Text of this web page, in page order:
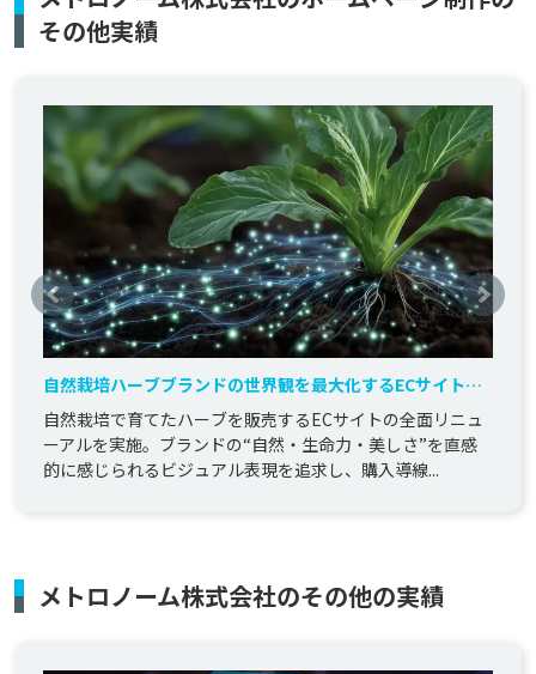
その他実績
自然栽培ハーブブランドの世界観を最大化するECサイトリ
ニューアル
自然栽培で育てたハーブを販売するECサイトの全面リニュ
ーアルを実施。ブランドの“自然・生命力・美しさ”を直感
的に感じられるビジュアル表現を追求し、購入導線...
メトロノーム株式会社のその他の実績